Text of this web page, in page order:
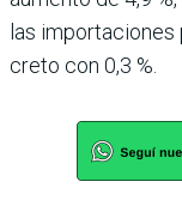
las
creto con 0,3 %.